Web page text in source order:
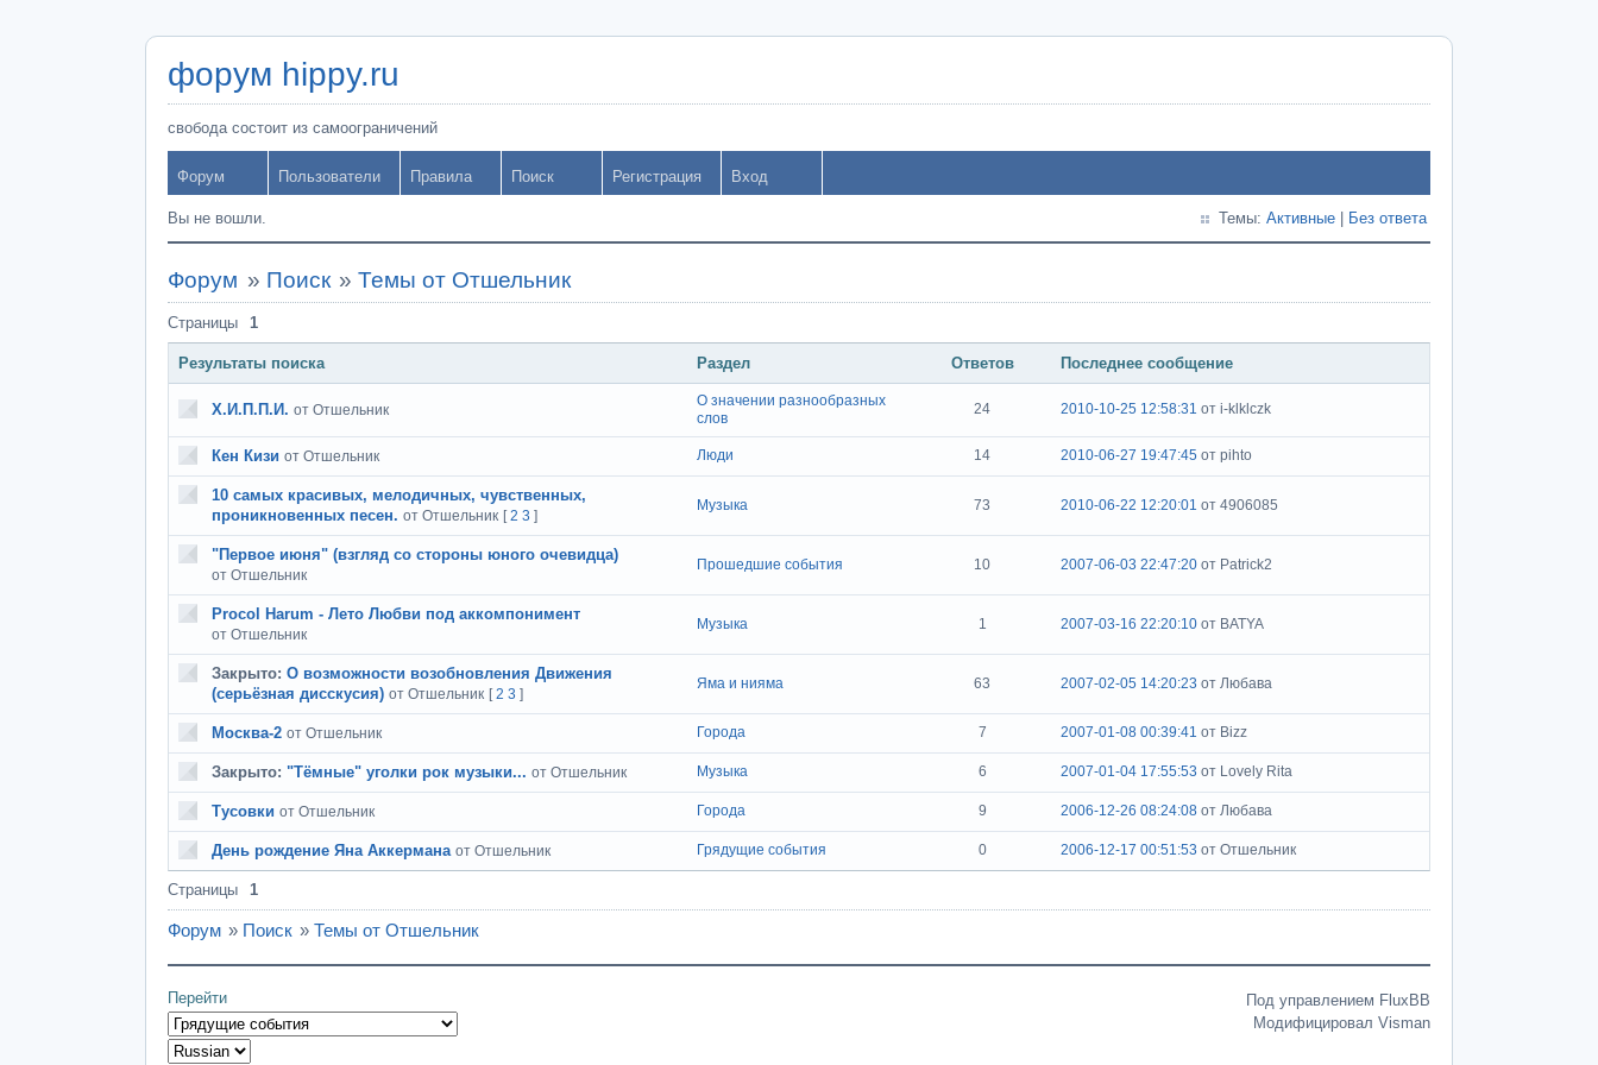
форум hippy.ru
свобода состоит из самоограничений
Форум Пользователи Правила Поиск Регистрация Вход
Вы не вошли. Темы: Активные Без ответа
Форум » Поиск »Темы от Отшельник
Страницы 1
Результаты поиска Раздел Ответов Последнее сообщение
Х.И.П.П.И. от Отшельник
О значении разнообразных
слов
24 2010-10-25 12:58:31 от i-klklczk
Кен Кизи от Отшельник Люди 14 2010-06-27 19:47:45 от pihto
10 самых красивых, мелодичных, чувственных,
проникновенных песен. от Отшельник [2 3 ]
Музыка 73 2010-06-22 12:20:01 от 4906085
"Первое июня" (взгляд со стороны юного очевидца)
от Отшельник
Прошедшие события 10 2007-06-03 22:47:20 от Patrick2
Procol Harum - Лето Любви под аккомпонимент
от Отшельник
Музыка 1 2007-03-16 22:20:10 от BATYA
Закрыто: О возможности возобновления Движения
(серьёзная дисскусия) от Отшельник [2 3 ]
Яма и нияма 63 2007-02-05 14:20:23 от Любава
Москва-2 от Отшельник Города 7 2007-01-08 00:39:41 от Bizz
Закрыто: "Тёмные" уголки рок музыки... от Отшельник Музыка 6 2007-01-04 17:55:53 от Lovely Rita
Тусовки от Отшельник Города 9 2006-12-26 08:24:08 от Любава
День рождение Яна Аккермана от Отшельник Грядущие события 0 2006-12-17 00:51:53 от Отшельник
Страницы 1
Форум » Поиск » Темы от Отшельник
Перейти
Под управлением FluxBB
Модифицировал Visman